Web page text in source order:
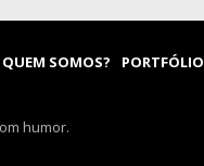
QUEM SOMOS?
humor.